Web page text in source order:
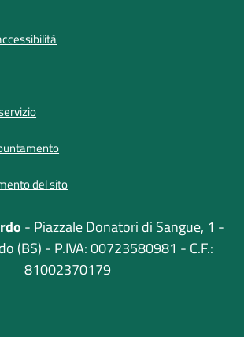
del sito
- Piazzale Donatori di Sangue, 1 -
(BS) - P.IVA: 00723580981 - C.F.:
81002370179